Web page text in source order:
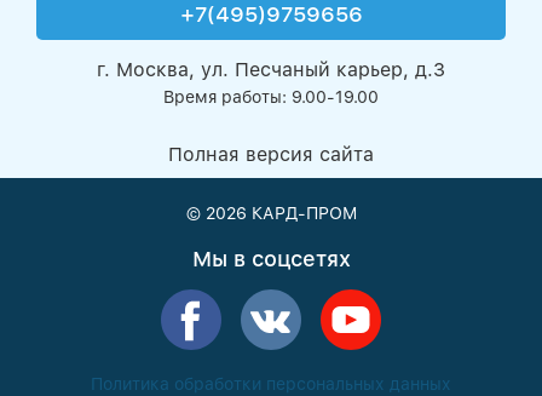
+7(495)9759656
г. Москва, ул. Песчаный карьер, д.3
Время работы: 9.00-19.00
Полная версия сайта
© 2026 КАРД-ПРОМ
Мы в соцсетях
Политика обработки персональных данных